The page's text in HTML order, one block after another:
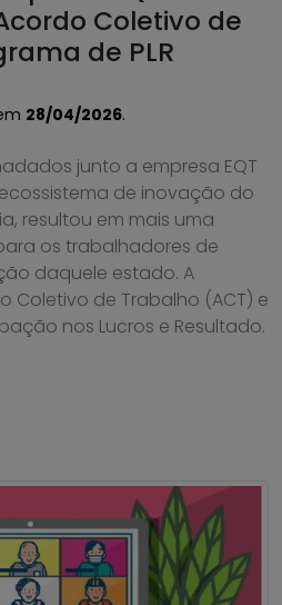
Coletivo de
de PLR
28/04/2026.
junto a empresa EQT
de inovação do
resultou em mais uma
os trabalhadores de
daquele estado. A
Coletivo de Trabalho (ACT) e
nos Lucros e Resultado.